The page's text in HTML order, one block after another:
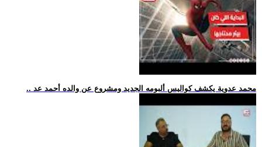
.. محمد عدوية يكشف كواليس ألبومه الجديد ومشروع عن والده أحمد عد